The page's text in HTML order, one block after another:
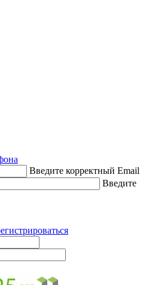
Введите корректный Email
Введите